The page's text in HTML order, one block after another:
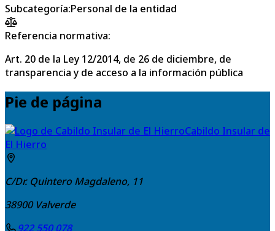
Subcategoría:Personal de la entidad
Referencia normativa:
Art. 20 de la Ley 12/2014, de 26 de diciembre, de
transparencia y de acceso a la información pública
Pie de página
Cabildo Insular de
El Hierro
C/Dr. Quintero Magdaleno, 11
38900 Valverde
922 550 078